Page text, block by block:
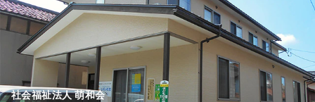
社会福祉法人 萌和会